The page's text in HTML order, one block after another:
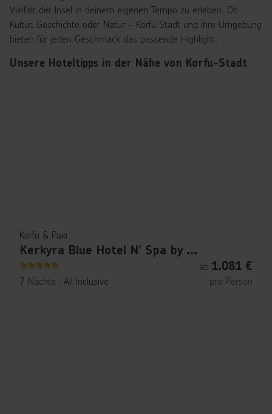
Vielfalt der Insel in deinem eigenen Tempo zu erleben. Ob
Kultur, Geschichte oder Natur – Korfu Stadt und ihre Umgebung
bieten für jeden Geschmack das passende Highlight.
Unsere Hoteltipps in der Nähe von Korfu-Stadt
Korfu & Paxi
Kerkyra Blue Hotel N’ Spa by Louis Hotels
5
7 Nächte ∙ All Inclusive
ab 1.081 €
pro Person